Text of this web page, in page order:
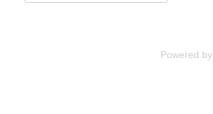
Powered by